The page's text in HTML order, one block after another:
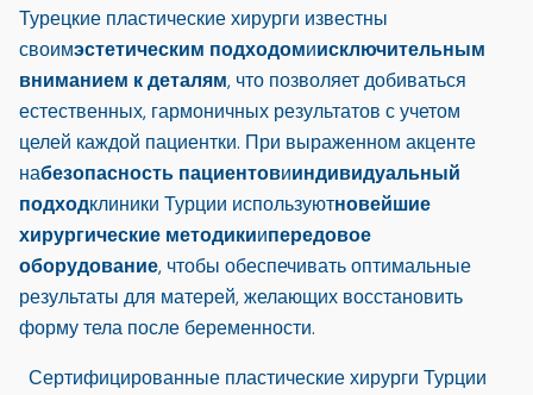
Турецкие пластические хирурги известны
своимэстетическим подходомиисключительным
вниманием к деталям, что позволяет добиваться
естественных, гармоничных результатов с учетом
целей каждой пациентки. При выраженном акценте
набезопасность пациентовииндивидуальный
подходклиники Турции используютновейшие
хирургические методикиипередовое
оборудование, чтобы обеспечивать оптимальные
результаты для матерей, желающих восстановить
форму тела после беременности.
Сертифицированные пластические хирурги Турции